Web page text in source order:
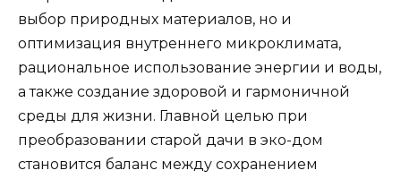
выбор природных материалов, но и
оптимизация внутреннего микроклимата,
рациональное использование энергии и воды,
а также создание здоровой и гармоничной
среды для жизни. Главной целью при
преобразовании старой дачи в эко-дом
становится баланс между сохранением